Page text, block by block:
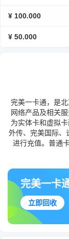
¥ 100.000
¥ 50.000
完美一卡通，是
网络产品及相关
为实体卡和虚拟
外传、完美国际
进行充值。普通
完美一卡
立即回收